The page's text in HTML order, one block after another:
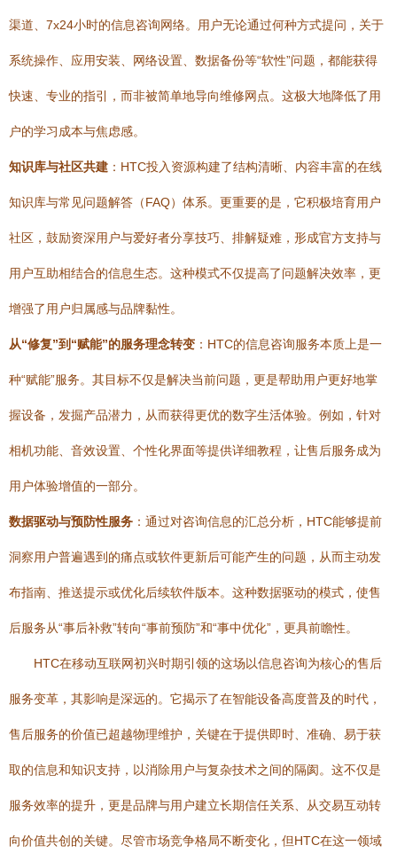
渠道、7x24小时的信息咨询网络。用户无论通过何种方式提问，关于
系统操作、应用安装、网络设置、数据备份等“软性”问题，都能获得
快速、专业的指引，而非被简单地导向维修网点。这极大地降低了用
户的学习成本与焦虑感。
知识库与社区共建 ：HTC投入资源构建了结构清晰、内容丰富的在线
知识库与常见问题解答（FAQ）体系。更重要的是，它积极培育用户
社区，鼓励资深用户与爱好者分享技巧、排解疑难，形成官方支持与
用户互助相结合的信息生态。这种模式不仅提高了问题解决效率，更
增强了用户归属感与品牌黏性。
从“修复”到“赋能”的服务理念转变 ：HTC的信息咨询服务本质上是一
种“赋能”服务。其目标不仅是解决当前问题，更是帮助用户更好地掌
握设备，发掘产品潜力，从而获得更优的数字生活体验。例如，针对
相机功能、音效设置、个性化界面等提供详细教程，让售后服务成为
用户体验增值的一部分。
数据驱动与预防性服务 ：通过对咨询信息的汇总分析，HTC能够提前
洞察用户普遍遇到的痛点或软件更新后可能产生的问题，从而主动发
布指南、推送提示或优化后续软件版本。这种数据驱动的模式，使售
后服务从“事后补救”转向“事前预防”和“事中优化”，更具前瞻性。
HTC在移动互联网初兴时期引领的这场以信息咨询为核心的售后
服务变革，其影响是深远的。它揭示了在智能设备高度普及的时代，
售后服务的价值已超越物理维护，关键在于提供即时、准确、易于获
取的信息和知识支持，以消除用户与复杂技术之间的隔阂。这不仅是
服务效率的提升，更是品牌与用户建立长期信任关系、从交易互动转
向价值共创的关键。尽管市场竞争格局不断变化，但HTC在这一领域